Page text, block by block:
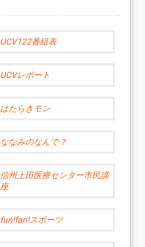
UCV122番組表
UCVレポート
はたらきモン
ななみのなんで？
信州上田医療センター市民講
座
fun!fan!スポーツ